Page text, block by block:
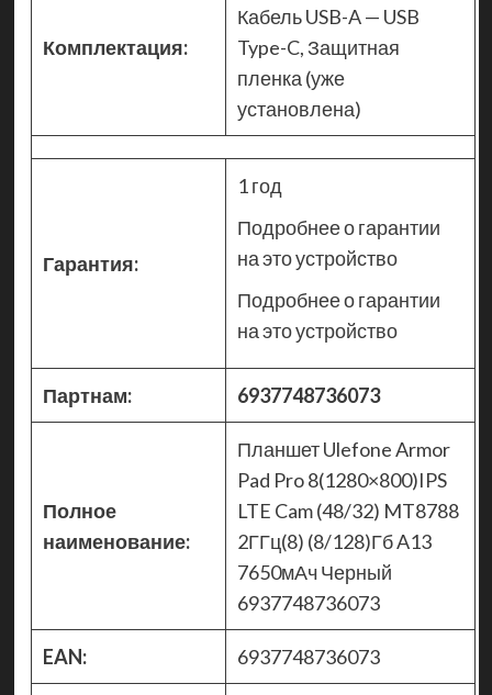
Комплектация:
Кабель USB-A — USB
Type-C, Защитная
пленка (уже
установлена)
Гарантия:
1 год
Подробнее о гарантии
на это устройство
Подробнее о гарантии
на это устройство
Партнам: 6937748736073
Полное
наименование:
Планшет Ulefone Armor
Pad Pro 8(1280×800)IPS
LTE Cam (48/32) MT8788
2ГГц(8) (8/128)Гб A13
7650мАч Черный
6937748736073
EAN: 6937748736073